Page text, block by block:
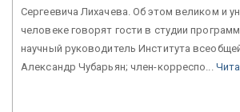
Сергеевича Лихачева. Об этом великом и
человеке говорят гости в студии
научный руководитель Института
Александр Чубарьян; член-корреспо...